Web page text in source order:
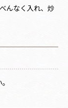
んなく入れ、炒